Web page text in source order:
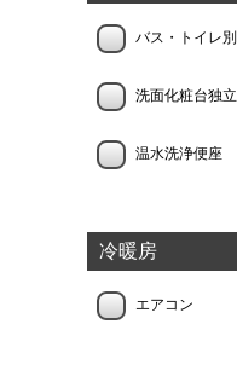
バス・トイレ別
洗面化粧台独立
温水洗浄便座
冷暖房
エアコン